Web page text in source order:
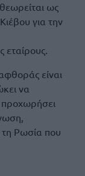
ως
για την
εταίρους.
είναι
να
προχωρήσει
τη Ρωσία που